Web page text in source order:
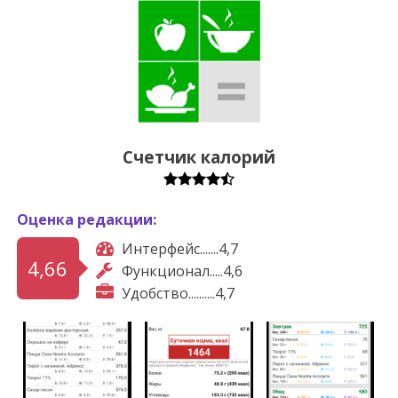
Счетчик калорий
Оценка редакции:
4,66
Интерфейс.......4,7
Функционал.....4,6
Удобство..........4,7